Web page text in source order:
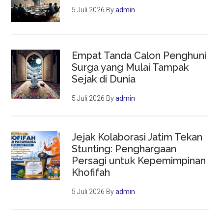
5 Juli 2026 Byadmin
Empat Tanda Calon Penghuni
Surga yang Mulai Tampak
Sejak di Dunia
5 Juli 2026 Byadmin
Jejak Kolaborasi Jatim Tekan
Stunting: Penghargaan
Persagi untuk Kepemimpinan
Khofifah
5 Juli 2026 Byadmin